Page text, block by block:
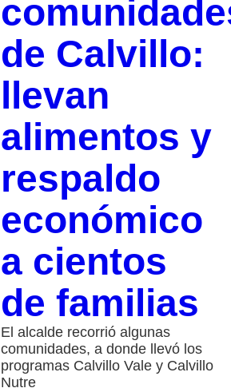
de Calvillo:
llevan
alimentos y
respaldo
económico
a cientos
de familias
El alcalde recorrió algunas
comunidades, a donde llevó los
programas Calvillo Vale y Calvillo
Nutre